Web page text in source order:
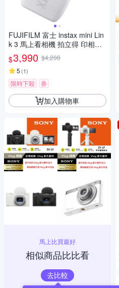
FUJIFILM 富士 instax mini Lin
k 3 馬上看相機 拍立得 印相機
公司貨
$3,990 $4,200
5 (1)
限時下殺 券
加入購物車
馬上比買最好
相似商品比比看
去比較